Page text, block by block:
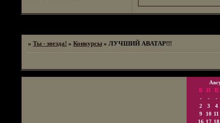
» Ты - звезда! » Конкурсы » ЛУЧШИЙ АВАТАР!!!
В
П
В
-
-
-
2
3
4
9
10 11
16 17 18